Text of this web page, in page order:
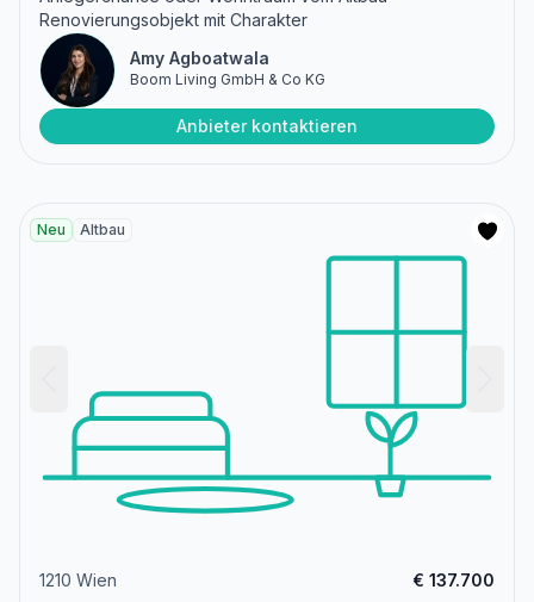
Renovierungsobjekt mit Charakter
Amy Agboatwala
Boom Living GmbH & Co KG
Anbieter kontaktieren
Neu Altbau
1210 Wien € 137.700